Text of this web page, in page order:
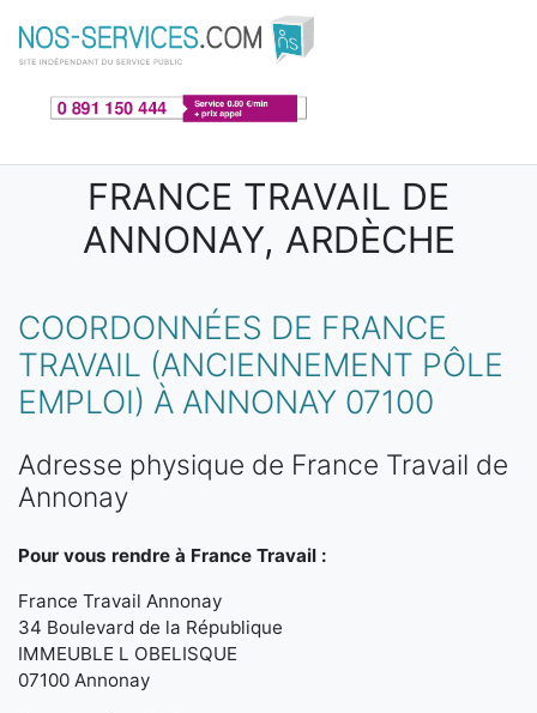
Aller au contenu principal
FRANCE TRAVAIL DE
ANNONAY, ARDÈCHE
COORDONNÉES DE FRANCE
TRAVAIL (ANCIENNEMENT PÔLE
EMPLOI) À ANNONAY 07100
Adresse physique de France Travail de
Annonay
Pour vous rendre à France Travail :
France Travail Annonay
34 Boulevard de la République
IMMEUBLE L OBELISQUE
07100 Annonay